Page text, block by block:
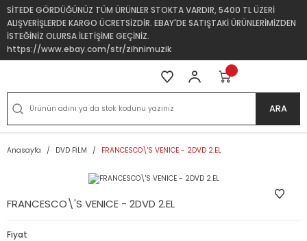
SİTEDE GÖRDÜĞÜNÜZ TÜM ÜRÜNLER STOKTA VARDIR, 5400 TL ÜZERİ
ALIŞVERİŞLERDE KARGO ÜCRETSİZDİR. EBAY'DE SATIŞTAKİ ÜRÜNLERİMİZDEN
İSTEĞİNİZ OLURSA İLETİŞİME GEÇİNİZ.
https://www.ebay.com/str/zihnimuzik
ARA
Anasayfa DVD FİLM FRANCESCO\'S VENICE - 2DVD 2.EL
FRANCESCO\'S VENICE - 2DVD 2.EL
Fiyat